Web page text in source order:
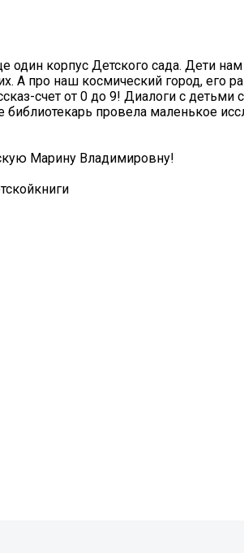
один корпус Детского сада. Дети
А про наш космический город, его
счет от 0 до 9! Диалоги с детьми
библиотекарь провела маленькое
Марину Владимировну!